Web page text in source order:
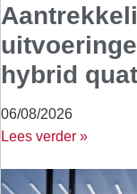
hybrid
06/08/2026
Lees verder »